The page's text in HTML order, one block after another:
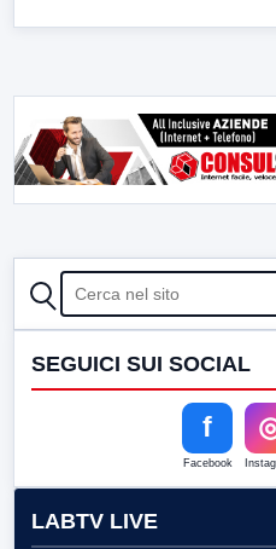
CERCA
SEGUICI SUI SOCIAL
f
Facebook
LABTV LIVE